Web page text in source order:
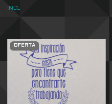
INCL
OFERTA